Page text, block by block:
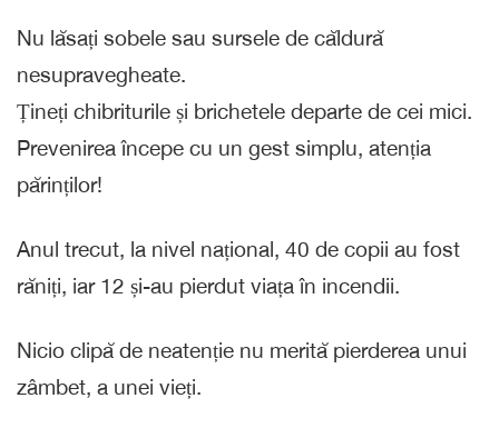
Nu lăsați sobele sau sursele de căldură
nesupravegheate.
Țineți chibriturile și brichetele departe de cei mici.
Prevenirea începe cu un gest simplu, atenția
părinților!
Anul trecut, la nivel național, 40 de copii au fost
răniți, iar 12 și-au pierdut viața în incendii.
Nicio clipă de neatenție nu merită pierderea unui
zâmbet, a unei vieți.